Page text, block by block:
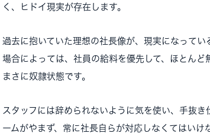
く、ヒドイ現実が存在します。
過去に抱いていた理想の社長像が、現実になってい
場合によっては、社員の給料を優先して、ほとんど
まさに奴隷状態です。
スタッフには辞められないように気を使い、手抜
ームがやまず、常に社長自らが対応しなくてはいけ